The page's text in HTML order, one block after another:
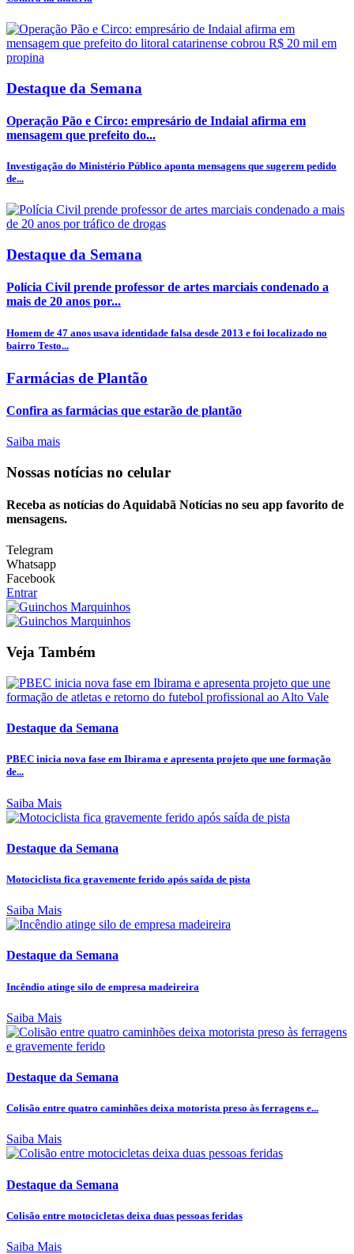
Destaque da Semana
Operação Pão e Circo: empresário de Indaial afirma em
mensagem que prefeito do...
Investigação do Ministério Público aponta mensagens que sugerem pedido
de...
Destaque da Semana
Polícia Civil prende professor de artes marciais condenado a
mais de 20 anos por...
Homem de 47 anos usava identidade falsa desde 2013 e foi localizado no
bairro Testo...
Farmácias de Plantão
Confira as farmácias que estarão de plantão
Saiba mais
Nossas notícias no celular
Receba as notícias do Aquidabã Notícias no seu app favorito de
mensagens.
Telegram
Whatsapp
Facebook
Entrar
Veja Também
Destaque da Semana
PBEC inicia nova fase em Ibirama e apresenta projeto que une formação
de...
Saiba Mais
Destaque da Semana
Motociclista fica gravemente ferido após saída de pista
Saiba Mais
Destaque da Semana
Incêndio atinge silo de empresa madeireira
Saiba Mais
Destaque da Semana
Colisão entre quatro caminhões deixa motorista preso às ferragens e...
Saiba Mais
Destaque da Semana
Colisão entre motocicletas deixa duas pessoas feridas
Saiba Mais